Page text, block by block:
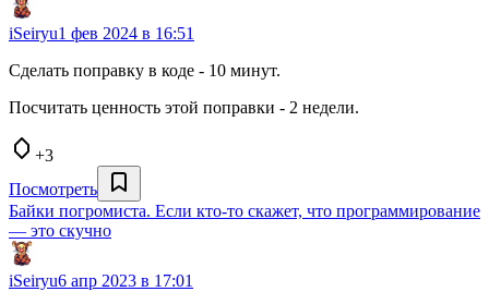
iSeiryu1 фев 2024 в 16:51
Сделать поправку в коде - 10 минут.
Посчитать ценность этой поправки - 2 недели.
+3
Посмотреть
Байки погромиста. Если кто-то скажет, что программирование
— это скучно
iSeiryu6 апр 2023 в 17:01